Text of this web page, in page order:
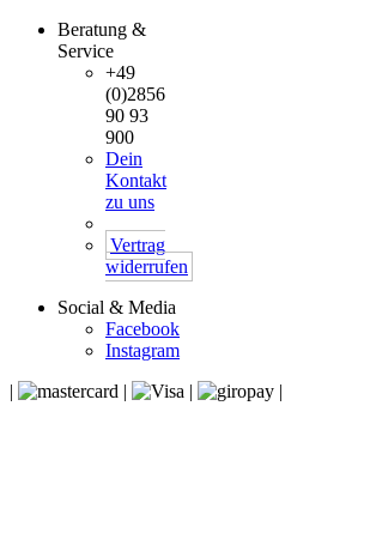
Beratung &
Service
+49
(0)2856
90 93
900
Dein
Kontakt
zu uns
Vertrag
widerrufen
Social & Media
Facebook
Instagram
|
| | |